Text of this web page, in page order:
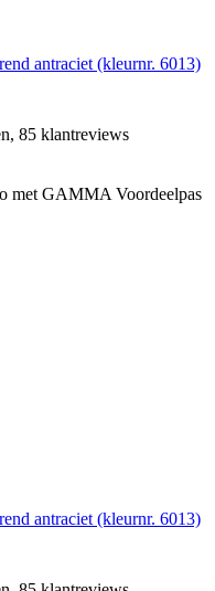
antraciet (kleurnr. 6013)
85 klantreviews
met GAMMA Voordeelpas
antraciet (kleurnr. 6013)